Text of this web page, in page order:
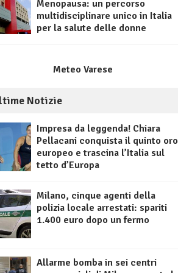
Menopausa: un percorso
multidisciplinare unico in Italia
per la salute delle donne
Meteo Varese
Notizie
Impresa da leggenda! Chiara
Pellacani conquista il quinto oro
europeo e trascina l’Italia sul
tetto d’Europa
Milano, cinque agenti della
polizia locale arrestati: spariti
1.400 euro dopo un fermo
Allarme bomba in sei centri